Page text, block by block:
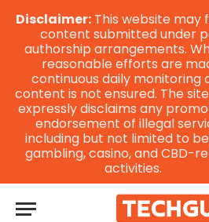
Disclaimer:This website may
content submitted under
authorship arrangements.
reasonable efforts are
continuous daily monitoring
content is not ensured. The
expressly disclaims any
endorsement of illegal
including but not limited to
gambling, casino, and CBD-
activities.